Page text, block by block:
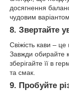
досягнення
чудовим
8. Звертайте
Свіжість кави –
Завжди обирайте
зберігайте її в
та смак.
9. Пробуйте